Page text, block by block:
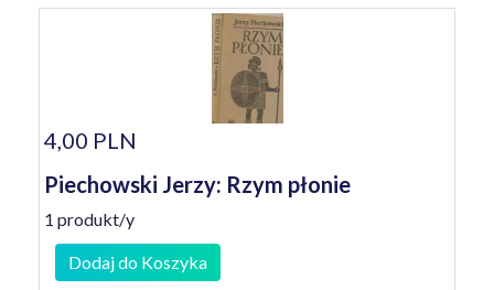
4,00 PLN
Piechowski Jerzy: Rzym płonie
1 produkt/y
Dodaj do Koszyka